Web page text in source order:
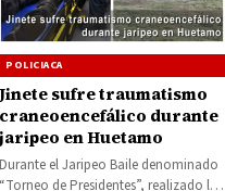
POLICIACA
Jinete sufre traumatismo
craneoencefálico durante
jaripeo en Huetamo
Durante el Jaripeo Baile denominado
“Torneo de Presidentes”, realizado la